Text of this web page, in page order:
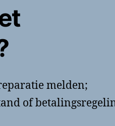
melden;
of